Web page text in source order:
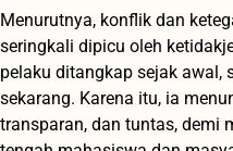
Menurutnya, konflik dan
seringkali dipicu oleh
pelaku ditangkap sejak awal,
sekarang. Karena itu, ia
transparan, dan tuntas, demi